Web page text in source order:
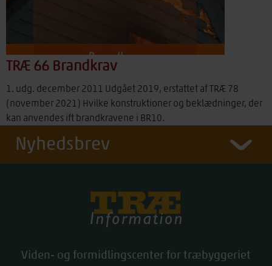
TRÆ 66 Brandkrav
1. udg. december 2011 Udgået 2019, erstattet af TRÆ 78
(november 2021) Hvilke konstruktioner og beklædninger, der
kan anvendes ift brandkravene i BR10.
Viden- og formidlingscenter for træbyggeriet
Nyhedsbrev